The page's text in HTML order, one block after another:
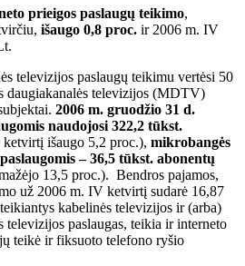
prieigos paslaugų teikimo,
išaugo 0,8 proc. ir 2006 m. IV
televizijos paslaugų teikimu vertėsi 50
daugiakanalės televizijos (MDTV)
2006 m. gruodžio 31 d.
naudojosi 322,2 tūkst.
išaugo 5,2 proc.), mikrobangės
– 36,5 tūkst. abonentų
13,5 proc.). Bendros pajamos,
už 2006 m. IV ketvirtį sudarė 16,87
kabelinės televizijos ir (arba)
televizijos paslaugas, teikia ir interneto
teikė ir fiksuoto telefono ryšio